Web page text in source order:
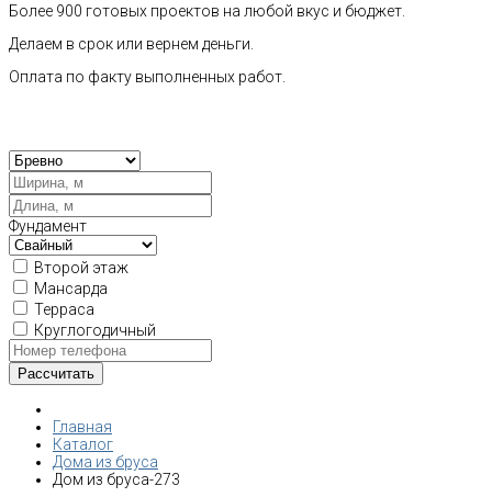
Более 900 готовых проектов на любой вкус и бюджет.
Делаем в срок или вернем деньги.
Оплата по факту выполненных работ.
Фундамент
Второй этаж
Мансарда
Терраса
Круглогодичный
Главная
Каталог
Дома из бруса
Дом из бруса-273